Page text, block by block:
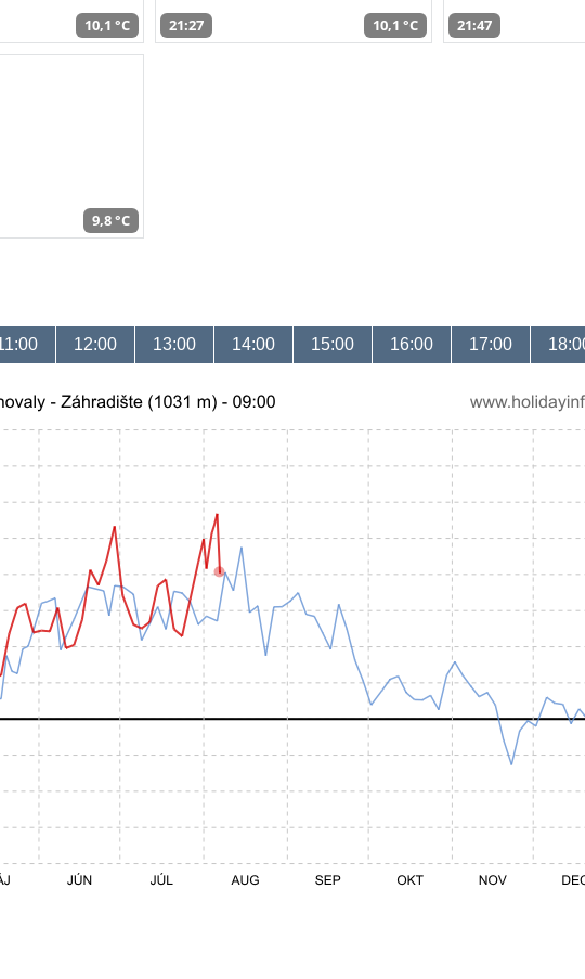
10,1 °C 21:27 10,1 °C 21:47
9,8 °C
12:00 13:00 14:00 15:00 16:00 17:00